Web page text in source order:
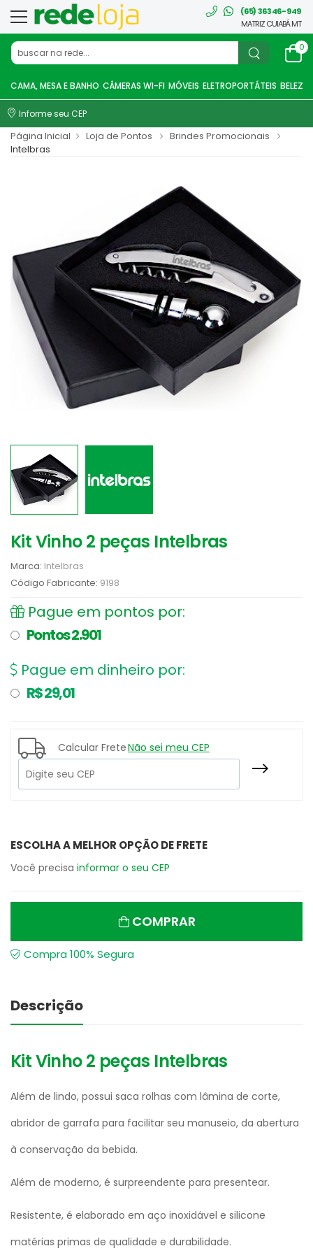
(65) 36346-949
MATRIZ CUIABÁ MT
0
CAMA, MESA E BANHO CÂMERAS WI-FI MÓVEIS ELETROPORTÁTEIS BELEZA
Informe seu CEP
Página Inicial Loja de Pontos
Brindes Promocionais
Intelbras
Kit Vinho 2 peças Intelbras
Marca: Intelbras
Código Fabricante: 9198
Pague em pontos por:
Pontos 2.901
Pague em dinheiro por:
R$ 29,01
Calcular FreteNão sei meu CEP
ESCOLHA A MELHOR OPÇÃO DE FRETE
Você precisa informar o seu CEP
COMPRAR
Compra 100% Segura
Descrição
Kit Vinho 2 peças Intelbras
Além de lindo, possui saca rolhas com lâmina de corte,
abridor de garrafa para facilitar seu manuseio, da abertura
à conservação da bebida.
Além de moderno, é surpreendente para presentear.
Resistente, é elaborado em aço inoxidável e silicone
matérias primas de qualidade e durabilidade.